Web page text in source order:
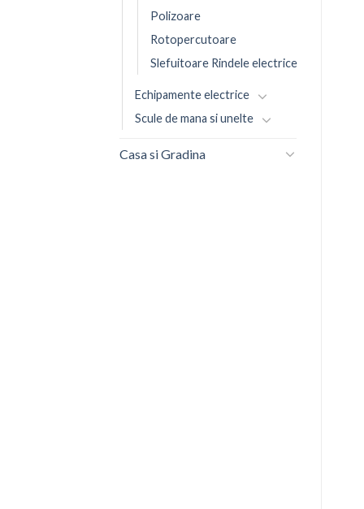
Polizoare
Rotopercutoare
Slefuitoare Rindele electrice
Echipamente electrice
Scule de mana si unelte
Casa si Gradina